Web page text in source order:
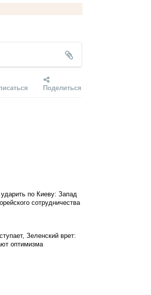
Поделиться
по Киеву: Запад
сотрудничества
Зеленский врет:
оптимизма